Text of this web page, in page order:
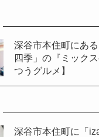
深谷市本住町にあ
四季」の『ミック
つうグルメ】
深谷市本住町に「